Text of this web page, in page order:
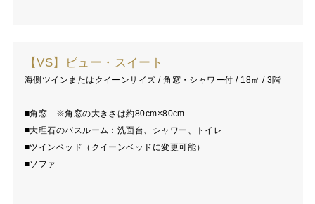
【VS】ビュー・スイート
海側ツインまたはクイーンサイズ / 角窓・シャワー付 / 18㎡ / 3階
■角窓 ※角窓の大きさは約80cm×80cm
■大理石のバスルーム：洗面台、シャワー、トイレ
■ツインベッド（クイーンベッドに変更可能）
■ソファ